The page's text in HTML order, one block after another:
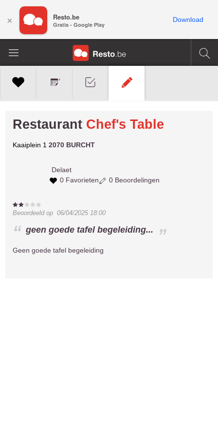
Restaurant Chef's Table
Kaaiplein 1 2070 BURCHT
Delaet
0 Favorieten
0 Beoordelingen
Beoordeeld op06/04/2025 18:00
geen goede tafel begeleiding...
Geen goede tafel begeleiding
× Resto.be
Gratis - Google Play
Download